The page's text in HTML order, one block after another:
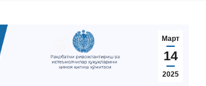
Март
14
2025